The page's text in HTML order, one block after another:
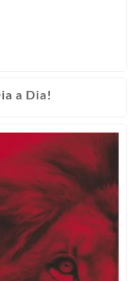
a Dia!